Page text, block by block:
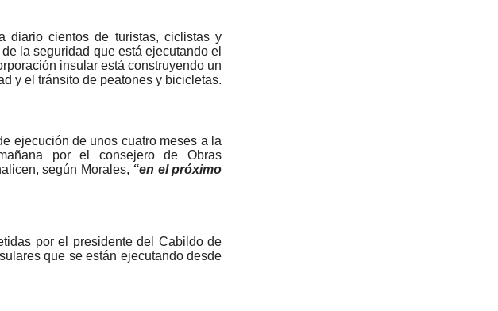
diario cientos de turistas, ciclistas y
la seguridad que está ejecutando el
insular está construyendo un
y el tránsito de peatones y bicicletas.
ejecución de unos cuatro meses a la
por el consejero de Obras
según Morales, “en el próximo
por el presidente del Cabildo de
que se están ejecutando desde